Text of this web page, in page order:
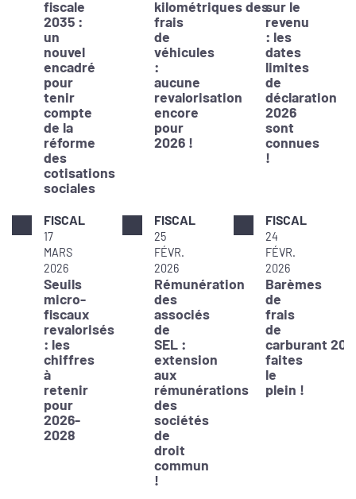
fiscale
2035 :
un
nouvel
encadré
pour
tenir
compte
de la
réforme
des
cotisations
sociales
kilométriques des
frais
de
véhicules
:
aucune
revalorisation
encore
pour
2026 !
sur le
revenu
: les
dates
limites
de
déclaration
2026
sont
connues
!
FISCAL
17
MARS
2026
Seuils
micro-
fiscaux
revalorisés
: les
chiffres
à
retenir
pour
2026-
2028
FISCAL
25
FÉVR.
2026
Rémunération
des
associés
de
SEL :
extension
aux
rémunérations
des
sociétés
de
droit
commun
!
FISCAL
24
FÉVR.
2026
Barèmes
de
frais
de
carburant
faites
le
plein !